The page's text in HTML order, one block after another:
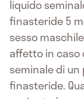
liquido
finasteride 5
sesso
affetto in caso
seminale di
finasteride.